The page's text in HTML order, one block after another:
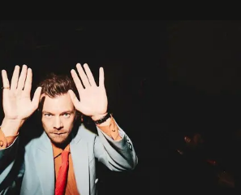
visione e desiderio.